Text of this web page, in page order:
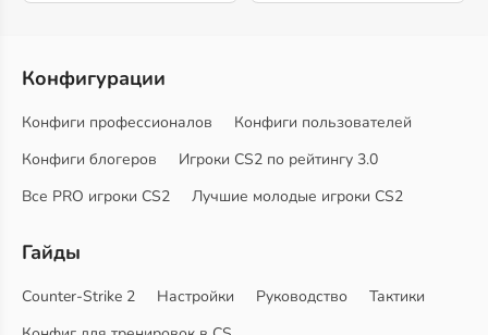
Конфигурации
Конфиги профессионалов
Конфиги пользователей
Конфиги блогеров
Игроки CS2 по рейтингу 3.0
Все PRO игроки CS2
Лучшие молодые игроки CS2
Гайды
Counter-Strike 2 Настройки Руководство
Тактики